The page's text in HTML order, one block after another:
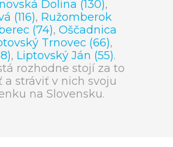
Dolina (130),
(116), Ružomberok
(74), Oščadnica
Trnovec (66),
, Liptovský Ján (55).
rozhodne stojí za to
a stráviť v nich svoju
na Slovensku.